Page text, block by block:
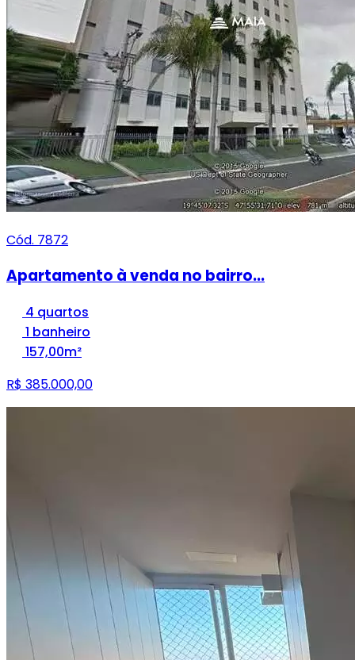
Cód. 7872
Apartamento à venda no bairro...
4 quartos
1 banheiro
157,00m²
R$ 385.000,00